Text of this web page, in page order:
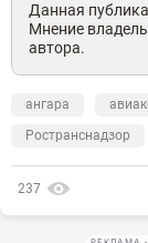
Данная
Мнение
автора.
ангара
Ространснадзор
237